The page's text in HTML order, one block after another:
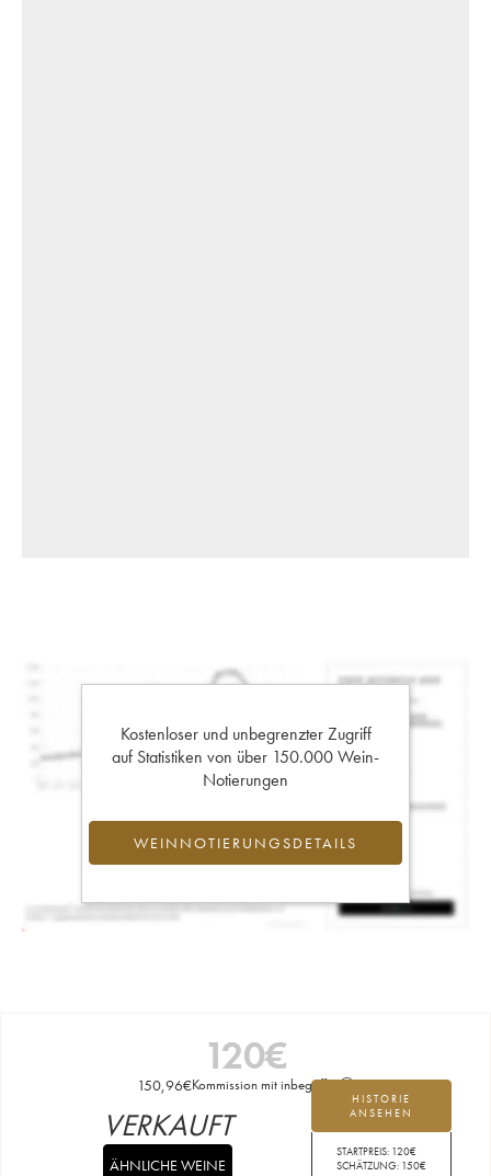
Kostenloser und unbegrenzter Zugriff
auf Statistiken von über 150.000 Wein-
Notierungen
WEINNOTIERUNGSDETAILS
120€
150,96€Kommission mit inbegriffen
HISTORIE
ANSEHEN
STARTPREIS: 120€
SCHÄTZUNG: 150€
VERKAUFT
ÄHNLICHE WEINE